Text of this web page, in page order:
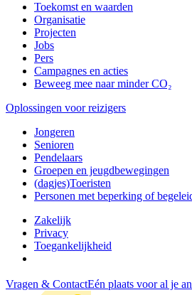
Toekomst en waarden
Organisatie
Projecten
Jobs
Pers
Campagnes en acties
Beweeg mee naar minder CO₂
Oplossingen voor reizigers
Jongeren
Senioren
Pendelaars
Groepen en jeugdbewegingen
(dagjes)Toeristen
Personen met beperking of
Zakelijk
Privacy
Toegankelijkheid
Vragen & ContactEén plaats voor al je